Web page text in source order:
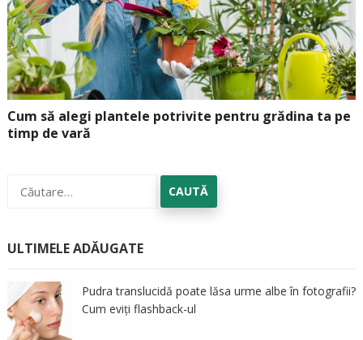
Cum să alegi plantele potrivite pentru grădina ta pe
timp de vară
după:
ULTIMELE ADĂUGATE
Pudra translucidă poate lăsa urme albe în fotografii?
Cum eviți flashback-ul